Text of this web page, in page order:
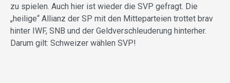
zu spielen. Auch hier ist wieder die SVP gefragt. Die
„heilige“ Allianz der SP mit den Mitteparteien trottet brav
hinter IWF, SNB und der Geldverschleuderung hinterher.
Darum gilt: Schweizer wählen SVP!